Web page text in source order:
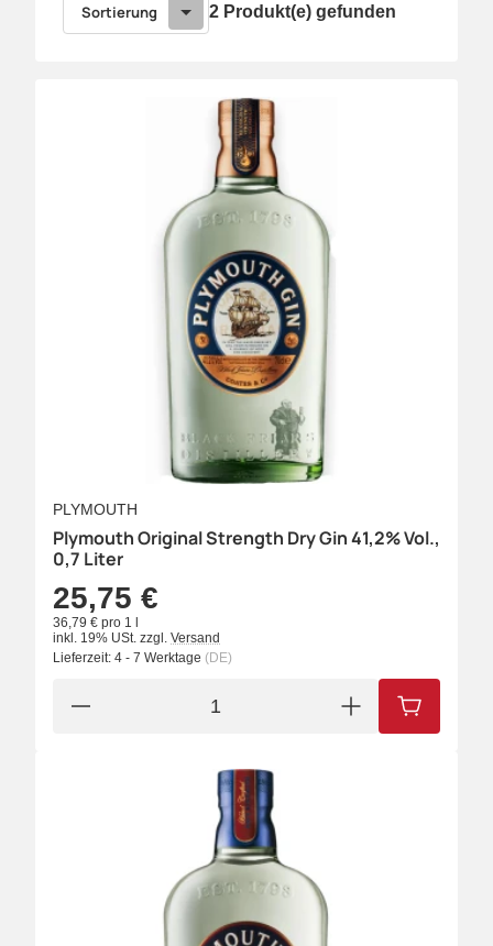
Sortierung 2 Produkt(e) gefunden
PLYMOUTH
Plymouth Original Strength Dry Gin 41,2% Vol.,
0,7 Liter
25,75 €
36,79 € pro 1 l
inkl. 19% USt. zzgl. Versand
Lieferzeit: 4 - 7 Werktage (DE)
IN DEN